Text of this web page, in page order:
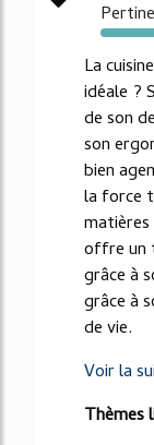
72%
La
idéale ?
de son
son
bien
la force
matières
offre un
grâce à
grâce à
de vie.
Voir la
Thèmes